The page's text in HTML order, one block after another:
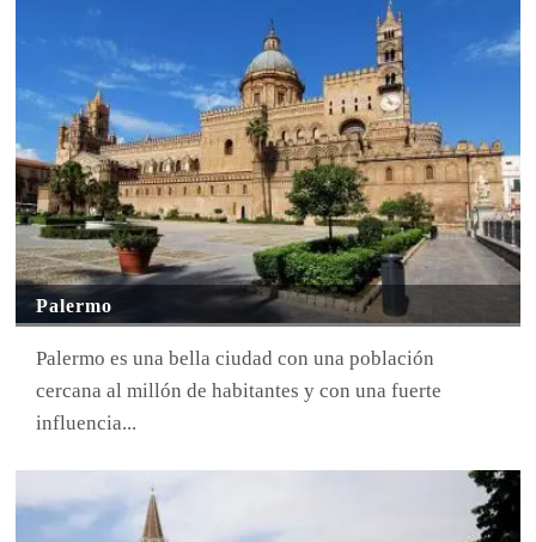
Palermo
Palermo es una bella ciudad con una población
cercana al millón de habitantes y con una fuerte
influencia...